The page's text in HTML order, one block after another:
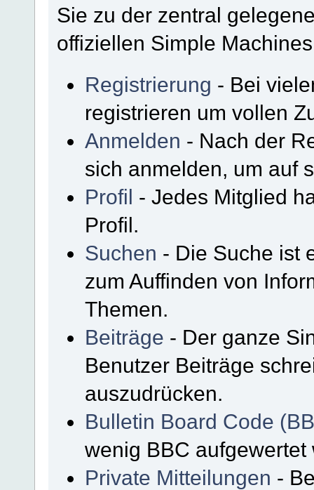
Sie zu der zentral
offiziellen Simple
Registrierung - Bei
registrieren um vollen
Anmelden - Nach der
sich anmelden, um auf
Profil - Jedes Mitglied
Profil.
Suchen - Die Suche ist
zum Auffinden von
Themen.
Beiträge - Der ganze
Benutzer Beiträge
auszudrücken.
Bulletin Board Code
wenig BBC aufgewertet
Private Mitteilungen -